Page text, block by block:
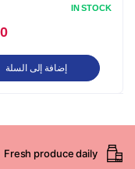
IN STOCK
إضافة إلى السلة
Fresh produce daily